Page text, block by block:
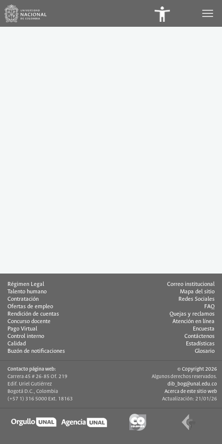
Régimen Legal
Talento humano
Contratación
Ofertas de empleo
Rendición de cuentas
Concurso docente
Pago Virtual
Control interno
Calidad
Buzón de notificaciones
Correo institucional
Mapa del sitio
Redes Sociales
FAQ
Quejas y reclamos
Atención en línea
Encuesta
Contáctenos
Estadísticas
Glosario
Contacto página web:
Carrera 45 # 26-85 Of. 219
Edif. Uriel Gutiérrez
Bogotá D.C., Colombia
(+57 1) 316 5000 Ext. 18163
© Copyright 2026
Algunos derechos reservados.
dib_bog@unal.edu.co
Acerca de este sitio web
Actualización: 21/01/26